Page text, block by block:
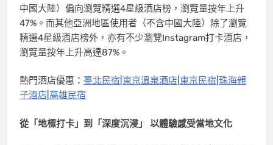
中國大陸）偏向瀏覽精選4星級酒店榜，瀏覽量按年上升
47%。而其他亞洲地區使用者（不含中國大陸）除了瀏覽
精選4星級酒店榜外，亦有不少瀏覽Instagram打卡酒店，
瀏覽量按年上升高達87%。
熱門酒店優惠： 臺北民宿 東京溫泉酒店 東京民宿 珠海親
子酒店 高雄民宿
從「地標打卡」到「深度沉浸」 以體驗感受當地文化